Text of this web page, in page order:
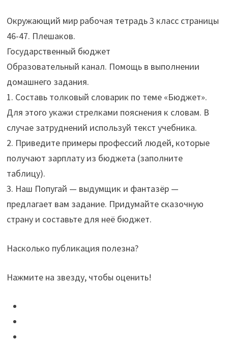
Окружающий мир рабочая тетрадь 3 класс страницы
46-47. Плешаков.
Государственный бюджет
Образовательный канал. Помощь в выполнении
домашнего задания.
1. Составь толковый словарик по теме «Бюджет».
Для этого укажи стрелками пояснения к словам. В
случае затруднений используй текст учебника.
2. Приведите примеры профессий людей, которые
получают зарплату из бюджета (заполните
таблицу).
3. Наш Попугай — выдумщик и фантазёр —
предлагает вам задание. Придумайте сказочную
страну и составьте для неё бюджет.
Насколько публикация полезна?
Нажмите на звезду, чтобы оценить!